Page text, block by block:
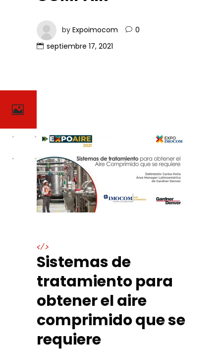
by Expoimocom
0
septiembre 17, 2021
</>
Sistemas de
tratamiento para
obtener el aire
comprimido que se
requiere